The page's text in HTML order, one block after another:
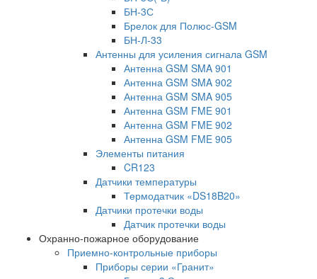
БН-3С
Брелок для Полюс-GSM
БН-Л-33
Антенны для усиления сигнала GSM
Антенна GSM SMA 901
Антенна GSM SMA 902
Антенна GSM SMA 905
Антенна GSM FME 901
Антенна GSM FME 902
Антенна GSM FME 905
Элементы питания
CR123
Датчики температуры
Термодатчик «DS18B20»
Датчики протечки воды
Датчик протечки воды
Охранно-пожарное оборудование
Приемно-контрольные приборы
Приборы серии «Гранит»